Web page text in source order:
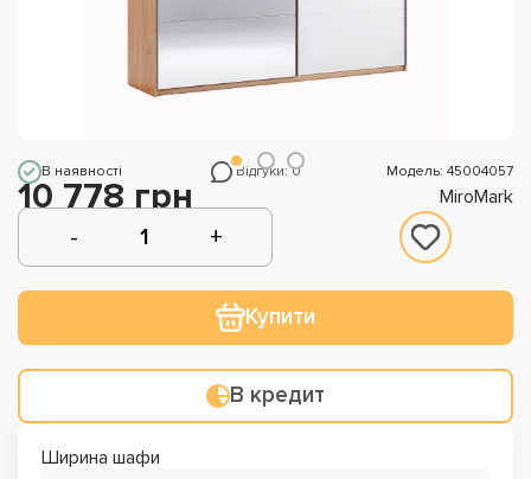
В наявності Відгуки: 0 Модель: 45004057
10 778 грн MiroMark
Купити
В кредит
Ширина шафи